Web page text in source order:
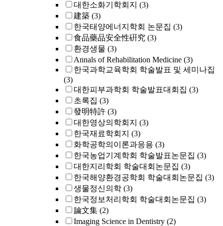
대한소화기학회지 (3)
建築 (3)
한국태양에너지학회 논문집 (3)
食品藥品安全性硏究 (3)
환경생물 (3)
Annals of Rehabilitation Medicine (3)
한국과학교육학회 학술발표 및 세미나집
(3)
대한피부과학회 학술발표대회집 (3)
초록집 (3)
發明特許 (3)
대한영상의학회지 (3)
한국재료학회지 (3)
화학공학의이론과응용 (3)
한국농업기계학회 학술발표논문집 (3)
대한지리학회 학술대회논문집 (3)
한국해양환경공학회 학술대회논문집 (3)
생물정신의학 (3)
한국정보처리학회 학술대회논문집 (3)
論文集 (2)
Imaging Science in Dentistry (2)